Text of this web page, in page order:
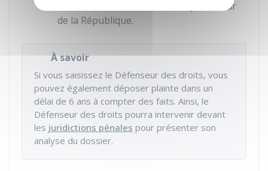
Défenseur des droits saisit le procureur
de la République.
À savoir
Si vous saisissez le Défenseur des droits, vous
pouvez également déposer plainte dans un
délai de 6 ans à compter des faits. Ainsi, le
Défenseur des droits pourra intervenir devant
les juridictions pénales pour présenter son
analyse du dossier.